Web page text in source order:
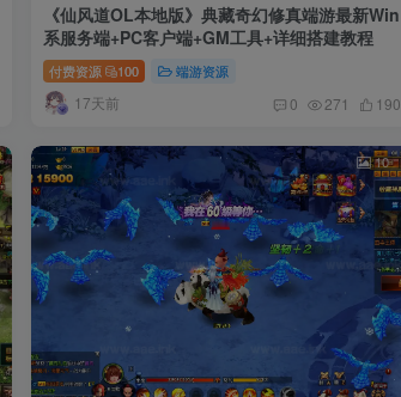
《仙风道OL本地版》典藏奇幻修真端游最新Win
系服务端+PC客户端+GM工具+详细搭建教程
付费资源 100 端游资源
17天前 0 271 190
10